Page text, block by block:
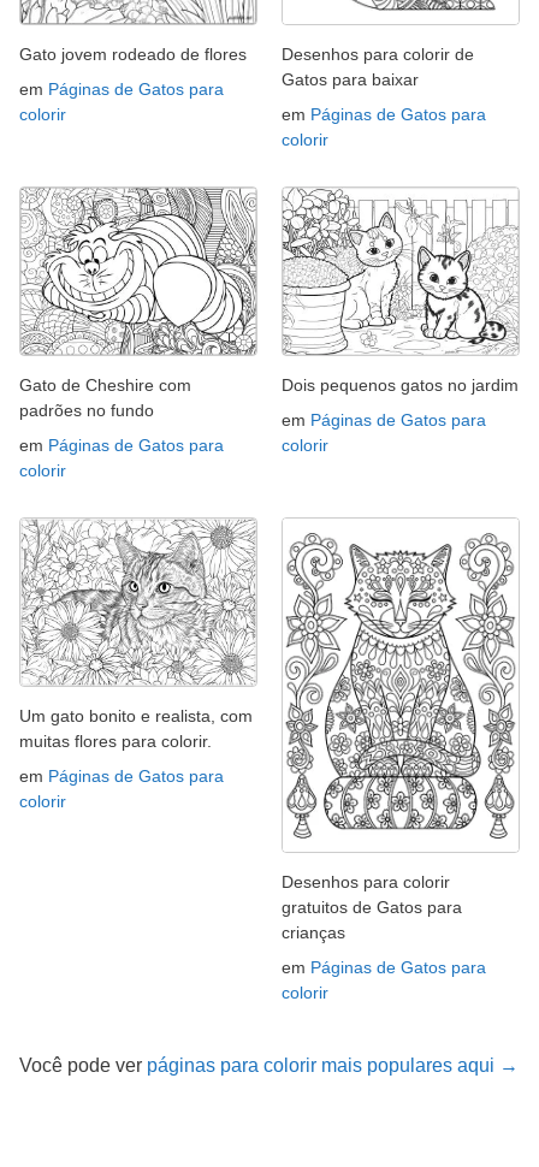
Gato jovem rodeado de flores
em Páginas de Gatos para
colorir
Desenhos para colorir de
Gatos para baixar
em Páginas de Gatos para
colorir
Gato de Cheshire com
padrões no fundo
em Páginas de Gatos para
colorir
Dois pequenos gatos no jardim
em Páginas de Gatos para
colorir
Um gato bonito e realista, com
muitas flores para colorir.
em Páginas de Gatos para
colorir
Desenhos para colorir
gratuitos de Gatos para
crianças
em Páginas de Gatos para
colorir
Você pode ver páginas para colorir mais populares aqui →